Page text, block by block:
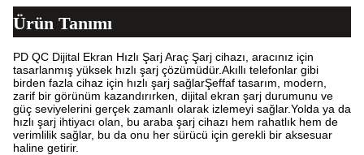
Ürün Tanımı
PD QC Dijital Ekran Hızlı Şarj Araç Şarj cihazı, aracınız için
tasarlanmış yüksek hızlı şarj çözümüdür.Akıllı telefonlar gibi
birden fazla cihaz için hızlı şarj sağlarŞeffaf tasarım, modern,
zarif bir görünüm kazandırırken, dijital ekran şarj durumunu ve
güç seviyelerini gerçek zamanlı olarak izlemeyi sağlar.Yolda ya da
hızlı şarj ihtiyacı olan, bu araba şarj cihazı hem rahatlık hem de
verimlilik sağlar, bu da onu her sürücü için gerekli bir aksesuar
haline getirir.